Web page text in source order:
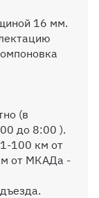
16 мм.
(в
до 8:00 ).
100 км от
от МКАДа -